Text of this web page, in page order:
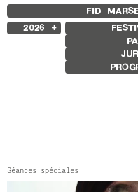
FID
2026
Rétrospective
Rétrospective
Séances spéciales